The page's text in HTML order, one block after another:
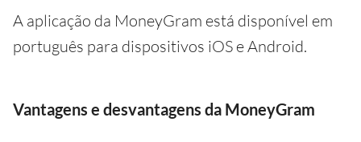
A aplicação da MoneyGram está disponível em
português para dispositivos iOS e Android.
Vantagens e desvantagens da MoneyGram